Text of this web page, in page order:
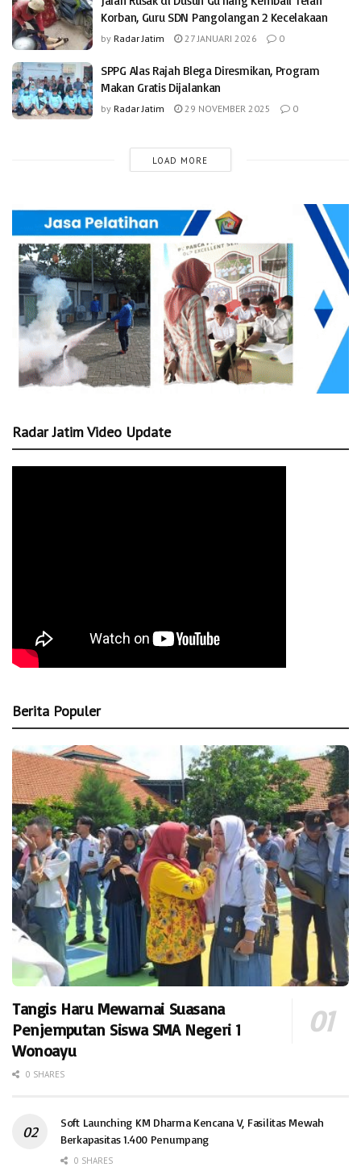
Korban, Guru SDN Pangolangan 2 Kecelakaan
by Radar Jatim 27 JANUARI 2026 0
SPPG Alas Rajah Blega Diresmikan, Program
Makan Gratis Dijalankan
by Radar Jatim 29 NOVEMBER 2025 0
LOAD MORE
Radar Jatim Video Update
Berita Populer
Tangis Haru Mewarnai Suasana
Penjemputan Siswa SMA Negeri 1
Wonoayu
0 SHARES
Soft Launching KM Dharma Kencana V, Fasilitas Mewah
Berkapasitas 1.400 Penumpang
0 SHARES